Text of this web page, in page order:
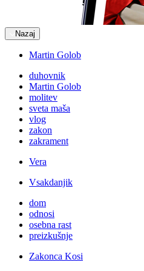
Nazaj
Martin Golob
duhovnik
Martin Golob
molitev
sveta maša
vlog
zakon
zakrament
Vera
Vsakdanjik
dom
odnosi
osebna rast
preizkušnje
Zakonca Kosi